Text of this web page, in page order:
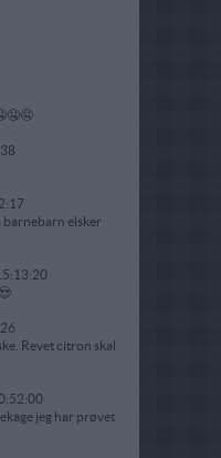
barnebarn elsker
Revet citron skal
jeg har prøvet